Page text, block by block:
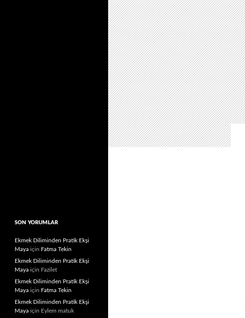
SON YORUMLAR
Ekmek Diliminden Pratik Ekşi
Maya için Fatma Tekin
Ekmek Diliminden Pratik Ekşi
Maya için Fazilet
Ekmek Diliminden Pratik Ekşi
Maya için Fatma Tekin
Ekmek Diliminden Pratik Ekşi
Maya için Eylem matuk